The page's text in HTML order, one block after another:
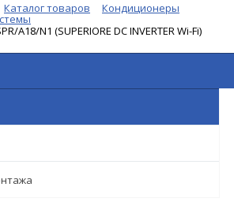
Каталог товаров Кондиционеры
A18/N1 (SUPERIORE DC INVERTER Wi-Fi)